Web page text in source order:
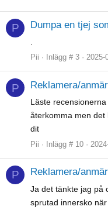
P Dumpa en tjej
Pii Inlägg # 3 2025-
P Reklamera/
Läste
återkomma men
dit
Pii Inlägg # 10
P Reklamera/
Ja det tänkte jag på
sprutad innersko